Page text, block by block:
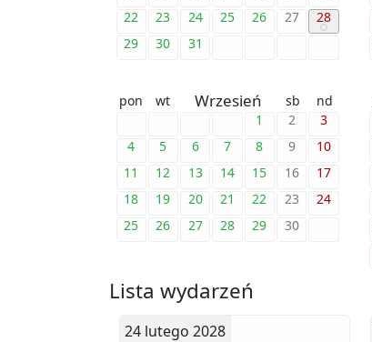
22
23 24 25 26 27
28
29
30 31
pon wt Wrzesień sb
nd
1
2
3
4
5 6 7 8 9
10
11
12 13 14 15 16
17
18
19 20 21 22 23
24
25
26 27 28 29 30
Lista wydarzeń
24 lutego 2028